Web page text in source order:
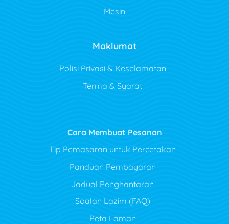
Mesin
Maklumat
Polisi Privasi & Keselamatan
Terma & Syarat
Cara Membuat Pesanan
Tip Pemasaran untuk Percetakan
Panduan Pembayaran
Jadual Penghantaran
Soalan Lazim (FAQ)
Peta Laman